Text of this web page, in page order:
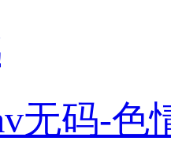
无码-色